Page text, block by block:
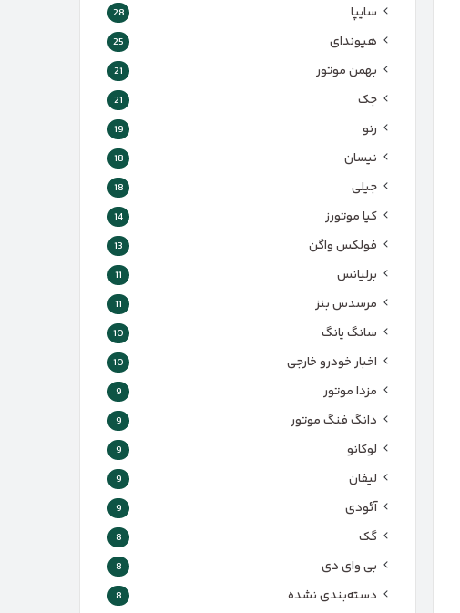
سایپا 28
هیوندای 25
بهمن موتور 21
جک 21
رنو 19
نیسان 18
جیلی 18
کیا موتورز 14
فولکس واگن 13
برلیانس 11
مرسدس بنز 11
سانگ یانگ 10
اخبار خودرو خارجی 10
مزدا موتور 9
دانگ فنگ موتور 9
لوکانو 9
لیفان 9
آئودی 9
گک 8
بی وای دی 8
دسته‌بندی نشده 8